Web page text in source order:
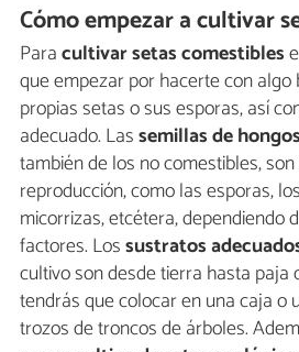
Cómo empezar a cultivar
Paracultivar setas comestibles
que empezar por hacerte con algo
propias setas o sus esporas, así
adecuado. Lassemillas de
también de los no comestibles,
reproducción, como las esporas,
micorrizas, etcétera, dependiendo
factores. Lossustratos
cultivo son desde tierra hasta paja
tendrás que colocar en una caja o
trozos de troncos de árboles.